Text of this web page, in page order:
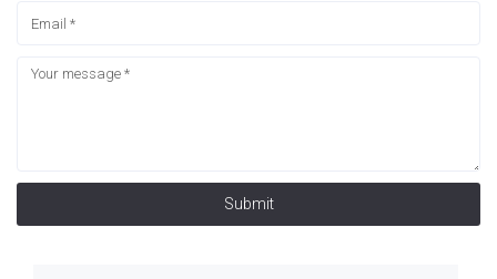
Submit